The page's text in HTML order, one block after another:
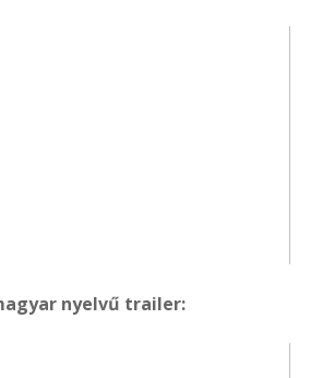
nyelvű trailer: